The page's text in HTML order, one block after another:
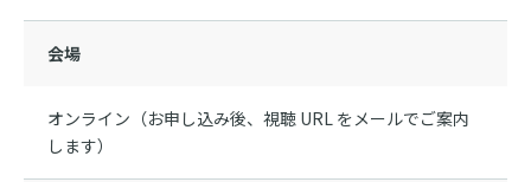
会場
オンライン（お申し込み後、視聴 URL をメールでご案内
します）